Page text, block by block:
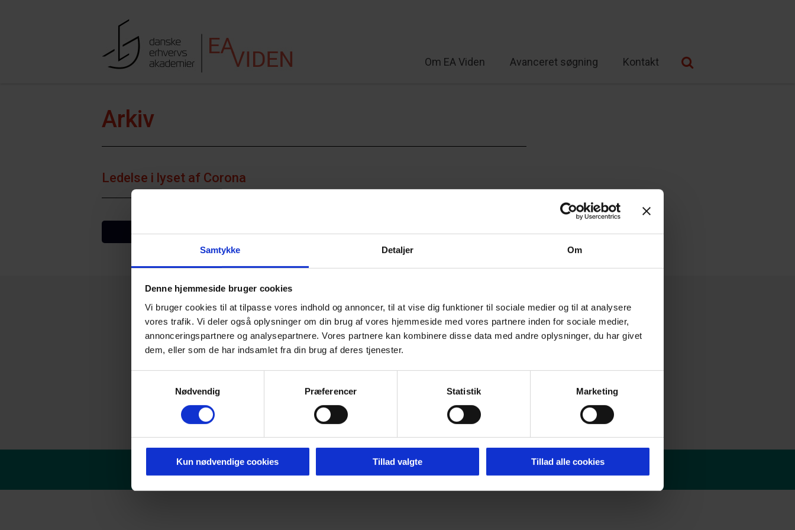
Samtykke Detaljer Om
Denne hjemmeside bruger cookies
Vi bruger cookies til at tilpasse vores indhold og annoncer, til at vise dig funktioner til sociale medier og til at analysere
vores trafik. Vi deler også oplysninger om din brug af vores hjemmeside med vores partnere inden for sociale medier,
annonceringspartnere og analysepartnere. Vores partnere kan kombinere disse data med andre oplysninger, du har givet
dem, eller som de har indsamlet fra din brug af deres tjenester.
Nødvendig
Præferencer Statistik Marketing
Kun nødvendige cookies Tillad valgte Tillad alle cookies
Om EA Viden Avanceret søgning Kontakt
Arkiv
Ledelse i lyset af Corona
VIS FLERE
© Danske erhvervsakademier 2026 - Tilgængelighedserklæring Cookie Politik- Redaktør login